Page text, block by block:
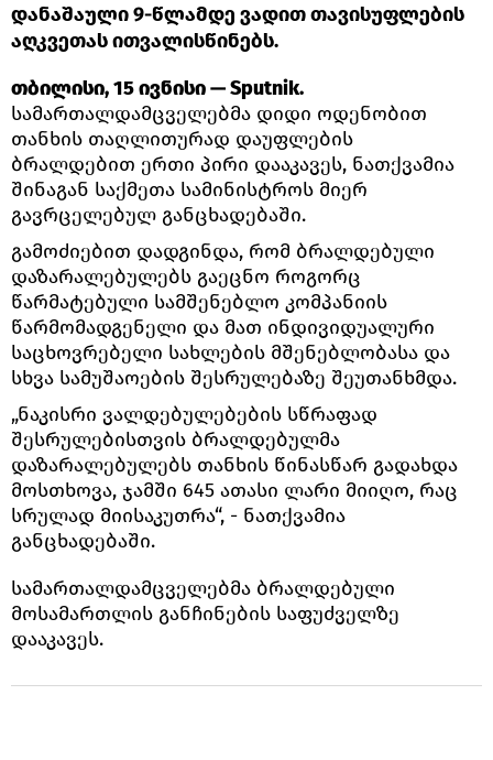
დანაშაული 9-წლამდე ვადით თავისუფლების
აღკვეთას ითვალისწინებს.
თბილისი, 15 ივნისი — Sputnik.
სამართალდამცველებმა დიდი ოდენობით
თანხის თაღლითურად დაუფლების
ბრალდებით ერთი პირი დააკავეს, ნათქვამია
შინაგან საქმეთა სამინისტროს მიერ
გავრცელებულ განცხადებაში.
გამოძიებით დადგინდა, რომ ბრალდებული
დაზარალებულებს გაეცნო როგორც
წარმატებული სამშენებლო კომპანიის
წარმომადგენელი და მათ ინდივიდუალური
საცხოვრებელი სახლების მშენებლობასა და
სხვა სამუშაოების შესრულებაზე შეუთანხმდა.
„ნაკისრი ვალდებულებების სწრაფად
შესრულებისთვის ბრალდებულმა
დაზარალებულებს თანხის წინასწარ გადახდა
მოსთხოვა, ჯამში 645 ათასი ლარი მიიღო, რაც
სრულად მიისაკუთრა“, - ნათქვამია
განცხადებაში.
სამართალდამცველებმა ბრალდებული
მოსამართლის განჩინების საფუძველზე
დააკავეს.